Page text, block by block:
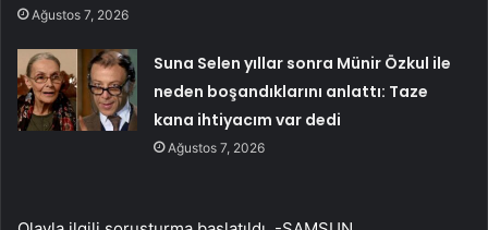
Ağustos 7, 2026
Suna Selen yıllar sonra Münir Özkul ile
neden boşandıklarını anlattı: Taze
kana ihtiyacım var dedi
Ağustos 7, 2026